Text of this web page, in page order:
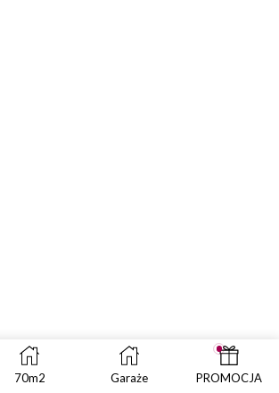
70m2 Garaże PROMOCJA